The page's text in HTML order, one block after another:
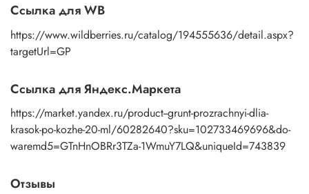
Ссылка для WB
https://www.wildberries.ru/catalog/194555636/detail.aspx?
targetUrl=GP
Ссылка для Яндекс.Маркета
https://market.yandex.ru/product--grunt-prozrachnyi-dlia-
krasok-po-kozhe-20-ml/60282640?sku=102733469696&do-
waremd5=GTnHnOBRr3TZa-1WmuY7LQ&uniqueId=743839
Отзывы